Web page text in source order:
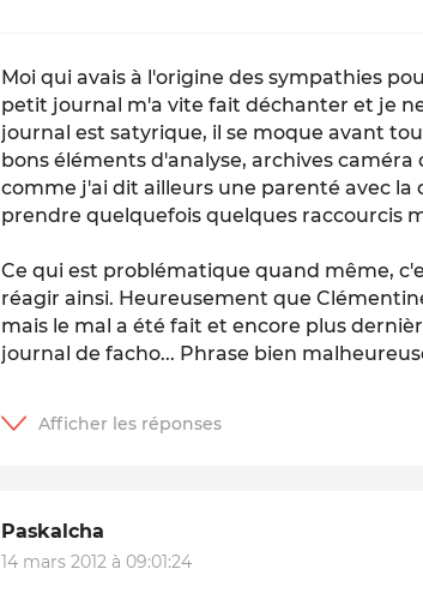
Moi qui avais à l'origine des sympathies
petit journal m'a vite fait déchanter et je
journal est satyrique, il se moque avant
bons éléments d'analyse, archives caméra
comme j'ai dit ailleurs une parenté avec la
prendre quelquefois quelques raccourcis
Ce qui est problématique quand même,
réagir ainsi. Heureusement que
mais le mal a été fait et encore plus
journal de facho... Phrase bien
Paskalcha
14 mars 2012 à 09:01:24